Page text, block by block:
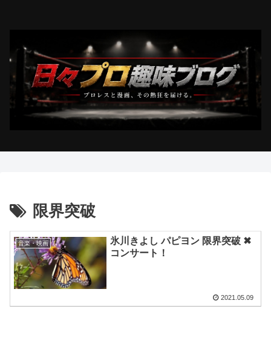
限界突破
音楽・映画
氷川きよし パピヨン 限界突破 ✖
コンサート！
2021.05.09